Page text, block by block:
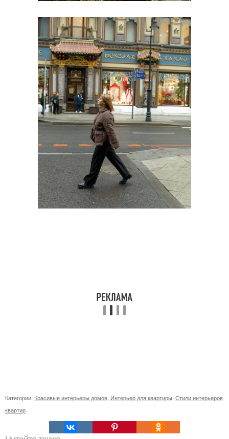
Категории: Красивые интерьеры домов Интерьер для квартиры Стили интерьеров
квартир